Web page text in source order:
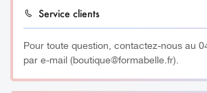
Service clients
Pour toute question, contactez-nous au
par e-mail (boutique@formabelle.fr).